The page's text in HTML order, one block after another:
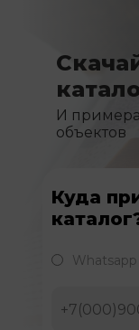
И
объектов
Куда
Whatsapp